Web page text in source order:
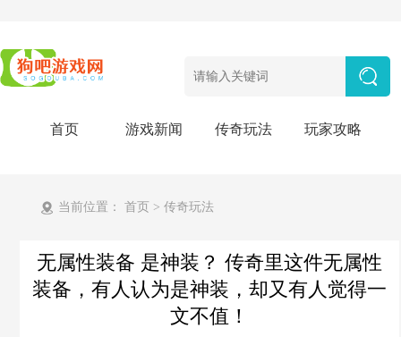
首页 游戏新闻 传奇玩法 玩家攻略
当前位置： 首页 > 传奇玩法
无属性装备 是神装？ 传奇里这件无属性
装备，有人认为是神装，却又有人觉得一
文不值！